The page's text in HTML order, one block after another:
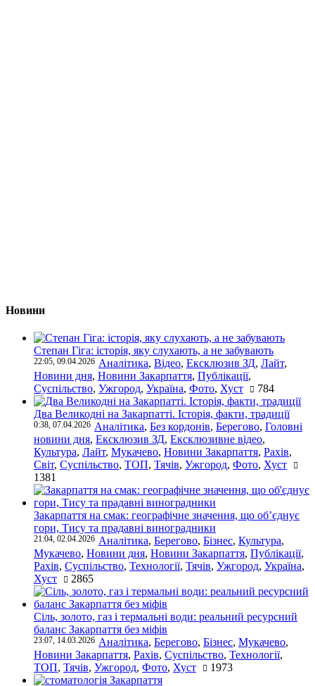
Новини
Степан Гіга: історія, яку слухають, а не забувають
22:05, 09.04.2026 Аналітика, Відео, Ексклюзив ЗД, Лайт,
Новини дня, Новини Закарпаття, Публікації,
Суспільство, Ужгород, Україна, Фото, Хуст 784
Два Великодні на Закарпатті. Історія, факти, традиції
0:38, 07.04.2026 Аналітика, Без кордонів, Берегово, Головні
новини дня, Ексклюзив ЗД, Ексклюзивне відео,
Культура, Лайт, Мукачево, Новини Закарпаття, Рахів,
Світ, Суспільство, ТОП, Тячів, Ужгород, Фото, Хуст
1381
Закарпаття на смак: географічне значення, що об’єднує
гори, Тису та прадавні виноградники
21:04, 02.04.2026 Аналітика, Берегово, Бізнес, Культура,
Мукачево, Новини дня, Новини Закарпаття, Публікації,
Рахів, Суспільство, Технології, Тячів, Ужгород, Україна,
Хуст
2865
Сіль, золото, газ і термальні води: реальний ресурсний
баланс Закарпаття без міфів
23:07, 14.03.2026 Аналітика, Берегово, Бізнес, Мукачево,
Новини Закарпаття, Рахів, Суспільство, Технології,
ТОП, Тячів, Ужгород, Фото, Хуст 1973